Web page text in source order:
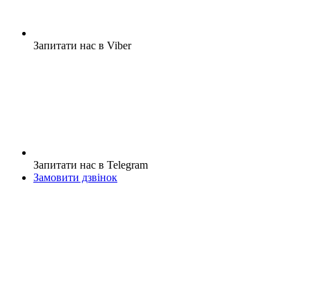
Запитати нас в Viber
Запитати нас в Telegram
Замовити дзвінок